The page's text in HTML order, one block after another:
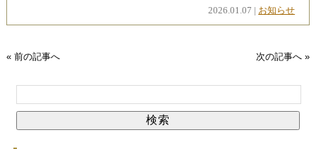
2026.01.07 | お知らせ
« 前の記事へ 次の記事へ »